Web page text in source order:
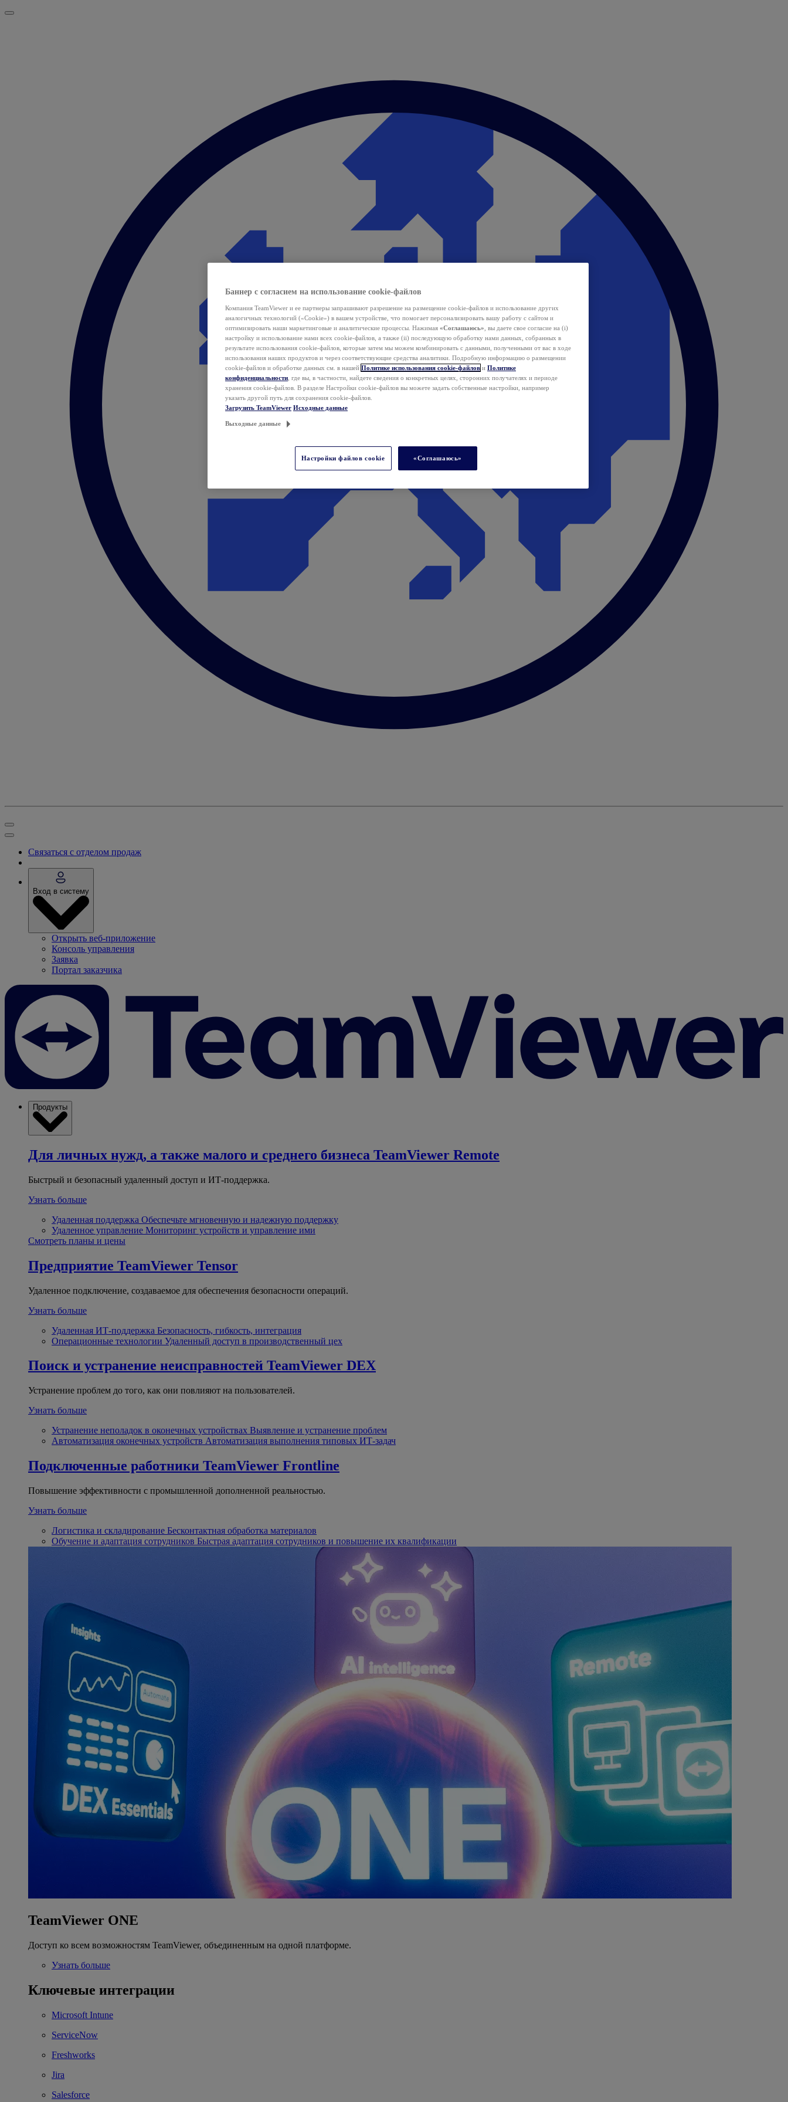
Связаться с отделом продаж
Вход в систему
Открыть веб-приложение
Консоль управления
Заявка
Портал заказчика
Продукты
Для личных нужд, а также малого и среднего бизнеса TeamViewer Remote
Быстрый и безопасный удаленный доступ и ИТ-поддержка.
Узнать больше
Удаленная поддержка Обеспечьте мгновенную и надежную поддержку
Удаленное управление Мониторинг устройств и управление ими
Смотреть планы и цены
Предприятие TeamViewer Tensor
Удаленное подключение, создаваемое для обеспечения безопасности операций.
Узнать больше
Удаленная ИТ-поддержка Безопасность, гибкость, интеграция
Операционные технологии Удаленный доступ в производственный цех
Поиск и устранение неисправностей TeamViewer DEX
Устранение проблем до того, как они повлияют на пользователей.
Узнать больше
Устранение неполадок в оконечных устройствах Выявление и устранение проблем
Автоматизация оконечных устройств Автоматизация выполнения типовых ИТ-задач
Подключенные работники TeamViewer Frontline
Повышение эффективности с промышленной дополненной реальностью.
Узнать больше
Логистика и складирование Бесконтактная обработка материалов
Обучение и адаптация сотрудников Быстрая адаптация сотрудников и повышение их квалификации
TeamViewer ONE
Доступ ко всем возможностям TeamViewer, объединенным на одной платформе.
Узнать больше
Ключевые интеграции
Microsoft Intune
ServiceNow
Freshworks
Jira
Salesforce
Баннер с согласием на использование cookie-файлов
Компания TeamViewer и ее партнеры запрашивают разрешение на размещение cookie-файлов и использование других
аналогичных технологий («Cookie») в вашем устройстве, что помогает персонализировать вашу работу с сайтом и
оптимизировать наши маркетинговые и аналитические процессы. Нажимая «Соглашаюсь» , вы даете свое согласие на (i)
настройку и использование нами всех cookie-файлов, а также (ii) последующую обработку нами данных, собранных в
результате использования cookie-файлов, которые затем мы можем комбинировать с данными, полученными от вас в ходе
использования наших продуктов и через соответствующие средства аналитики. Подробную информацию о размещении
cookie-файлов и обработке данных см. в нашей Политике использования cookie-файлов и Политике
конфиденциальности , где вы, в частности, найдете сведения о конкретных целях, сторонних получателях и периоде
хранения cookie-файлов. В разделе Настройки cookie-файлов вы можете задать собственные настройки, например
указать другой путь для сохранения cookie-файлов.
Загрузить TeamViewer Исходные данные
Выходные данные
Настройки файлов cookie «Соглашаюсь»